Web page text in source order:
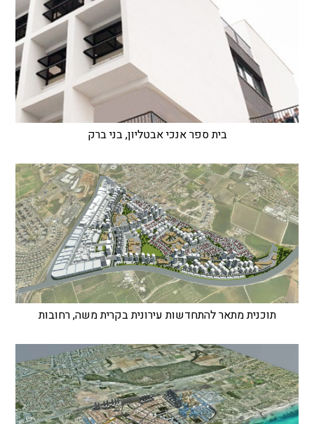
בית ספר אנכי אבטליון, בני ברק
תוכנית מתאר להתחדשות עירונית בקרית משה, רחובות